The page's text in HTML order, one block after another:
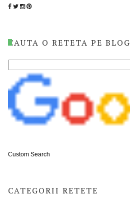
CAUTA O RETETA PE BLOG
Custom Search
CATEGORII RETETE